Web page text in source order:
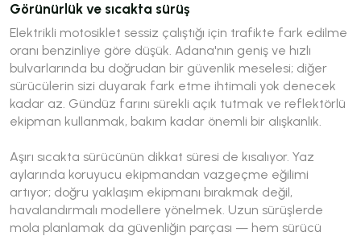
Görünürlük ve sıcakta sürüş
Elektrikli motosiklet sessiz çalıştığı için trafikte fark edilme
oranı benzinliye göre düşük. Adana'nın geniş ve hızlı
bulvarlarında bu doğrudan bir güvenlik meselesi; diğer
sürücülerin sizi duyarak fark etme ihtimali yok denecek
kadar az. Gündüz farını sürekli açık tutmak ve reflektörlü
ekipman kullanmak, bakım kadar önemli bir alışkanlık.
Aşırı sıcakta sürücünün dikkat süresi de kısalıyor. Yaz
aylarında koruyucu ekipmandan vazgeçme eğilimi
artıyor; doğru yaklaşım ekipmanı bırakmak değil,
havalandırmalı modellere yönelmek. Uzun sürüşlerde
mola planlamak da güvenliğin parçası — hem sürücü